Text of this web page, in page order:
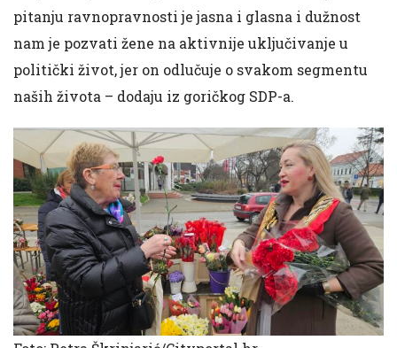
pitanju ravnopravnosti je jasna i glasna i dužnost
nam je pozvati žene na aktivnije uključivanje u
politički život, jer on odlučuje o svakom segmentu
naših života – dodaju iz goričkog SDP-a.